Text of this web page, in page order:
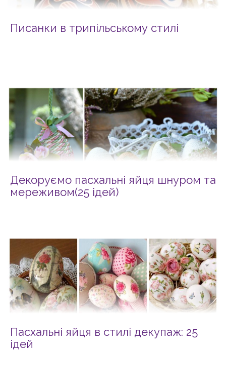
Писанки в трипільському стилі
Декоруємо пасхальні яйця шнуром та
мереживом(25 ідей)
Пасхальні яйця в стилі декупаж: 25
ідей